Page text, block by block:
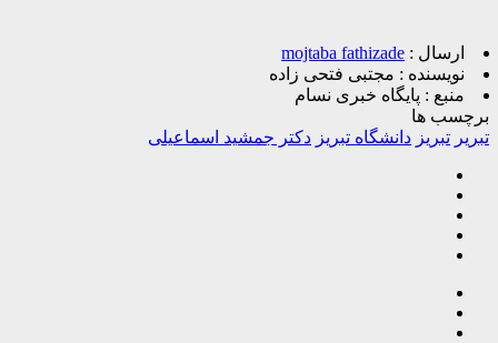
ارسال : mojtaba fathizade
نویسنده : مجتبی فتحی زاده
منبع : پایگاه خبری نسام
برچسب ها
تبریر تبریز دانشگاه تبریز دکتر جمشید اسماعیلی